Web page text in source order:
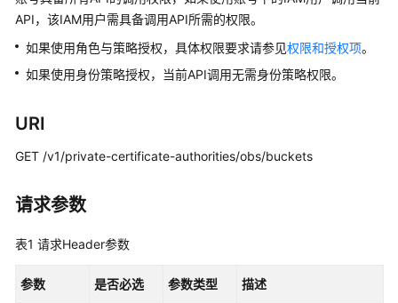
SSL
证
书
户
南
私
有
证
书
用
户
API，该IAM用户需具备调用API所需的权限。
如果使用角色与策略授权，具体权限要求请参见权限和授权项。
如果使用身份策略授权，当前API调用无需身份策略权限。
URI
GET /v1/private-certificate-authorities/obs/buckets
请求参数
表1 请求Header参数
参数 是否必选 参数类型 描述